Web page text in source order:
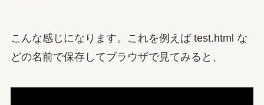
こんな感じになります。これを例えば test.html な
どの名前で保存してブラウザで見てみると、